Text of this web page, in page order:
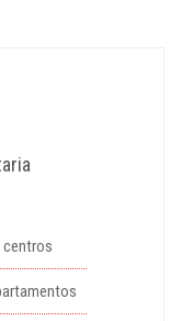
centros